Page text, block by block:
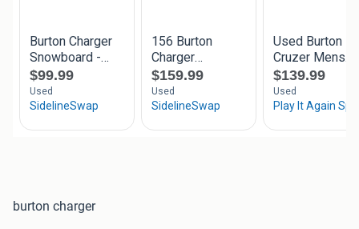
burton charger